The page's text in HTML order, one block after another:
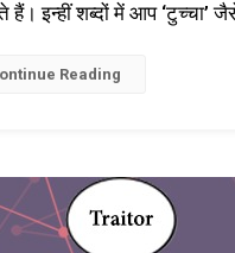
हैं। इन्हीं शब्दों में आप ‘टुच्चा’
Reading